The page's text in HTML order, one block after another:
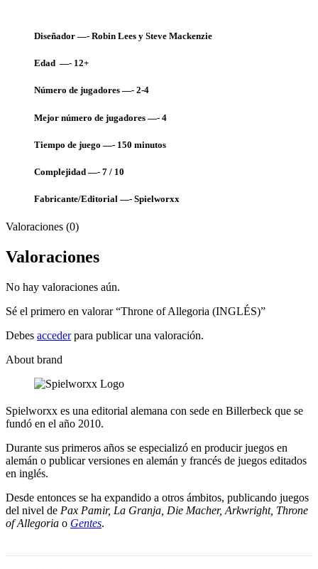
Diseñador —- Robin Lees y Steve Mackenzie
Edad —- 12+
Número de jugadores —- 2-4
Mejor número de jugadores —- 4
Tiempo de juego —- 150 minutos
Complejidad —- 7 / 10
Fabricante/Editorial —- Spielworxx
Valoraciones (0)
Valoraciones
No hay valoraciones aún.
Sé el primero en valorar “Throne of Allegoria (INGLÉS)”
Debes accederpara publicar una valoración.
About brand
Spielworxx es una editorial alemana con sede en Billerbeck que se
fundó en el año 2010.
Durante sus primeros años se especializó en producir juegos en
alemán o publicar versiones en alemán y francés de juegos editados
en inglés.
Desde entonces se ha expandido a otros ámbitos, publicando juegos
del nivel de Pax Pamir, La Granja, Die Macher, Arkwright, Throne
of Allegoria o Gentes.